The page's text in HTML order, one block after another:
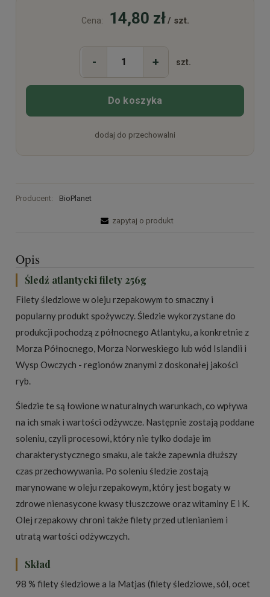
Cena: 14,80 zł/ szt.
- + szt.
Do koszyka
dodaj do przechowalni
Producent: BioPlanet
zapytaj o produkt
Opis
Śledź atlantycki filety 256g
Filety śledziowe w oleju rzepakowym to smaczny i
popularny produkt spożywczy. Śledzie wykorzystane do
produkcji pochodzą z północnego Atlantyku, a konkretnie z
Morza Północnego, Morza Norweskiego lub wód Islandii i
Wysp Owczych - regionów znanymi z doskonałej jakości
ryb.
Śledzie te są łowione w naturalnych warunkach, co wpływa
na ich smak i wartości odżywcze. Następnie zostają poddane
soleniu, czyli procesowi, który nie tylko dodaje im
charakterystycznego smaku, ale także zapewnia dłuższy
czas przechowywania. Po soleniu śledzie zostają
marynowane w oleju rzepakowym, który jest bogaty w
zdrowe nienasycone kwasy tłuszczowe oraz witaminy E i K.
Olej rzepakowy chroni także filety przed utlenianiem i
utratą wartości odżywczych.
Skład
98 % filety śledziowe a la Matjas (filety śledziowe, sól, ocet